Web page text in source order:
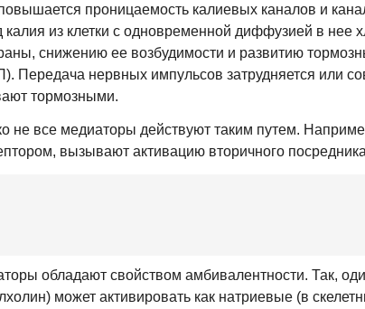
проницаемость калиевых каналов и
калия из клетки с одновременной диффузией в нее
снижению ее возбудимости и развитию
Передача нервных импульсов затрудняется или
тормозными.
не все медиаторы действуют таким путем.
вызывают активацию вторичного
обладают свойством амбивалентности. Так,
может активировать как натриевые (в